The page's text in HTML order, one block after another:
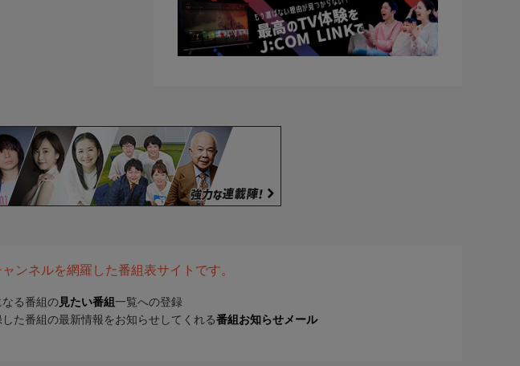
ンネルを網羅した番組表サイトです。
なる番組の 見たい番組 一覧への登録
した番組の最新情報をお知らせしてくれる番組お知らせメール